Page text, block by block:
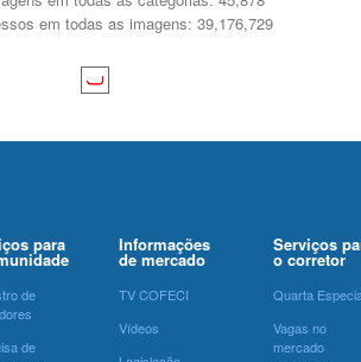
em todas as imagens: 39,176,729
para
de
de
Informações
de mercado
TV COFECI
Vídeos
Serviços
o corretor
Quarta
Vagas no
mercado